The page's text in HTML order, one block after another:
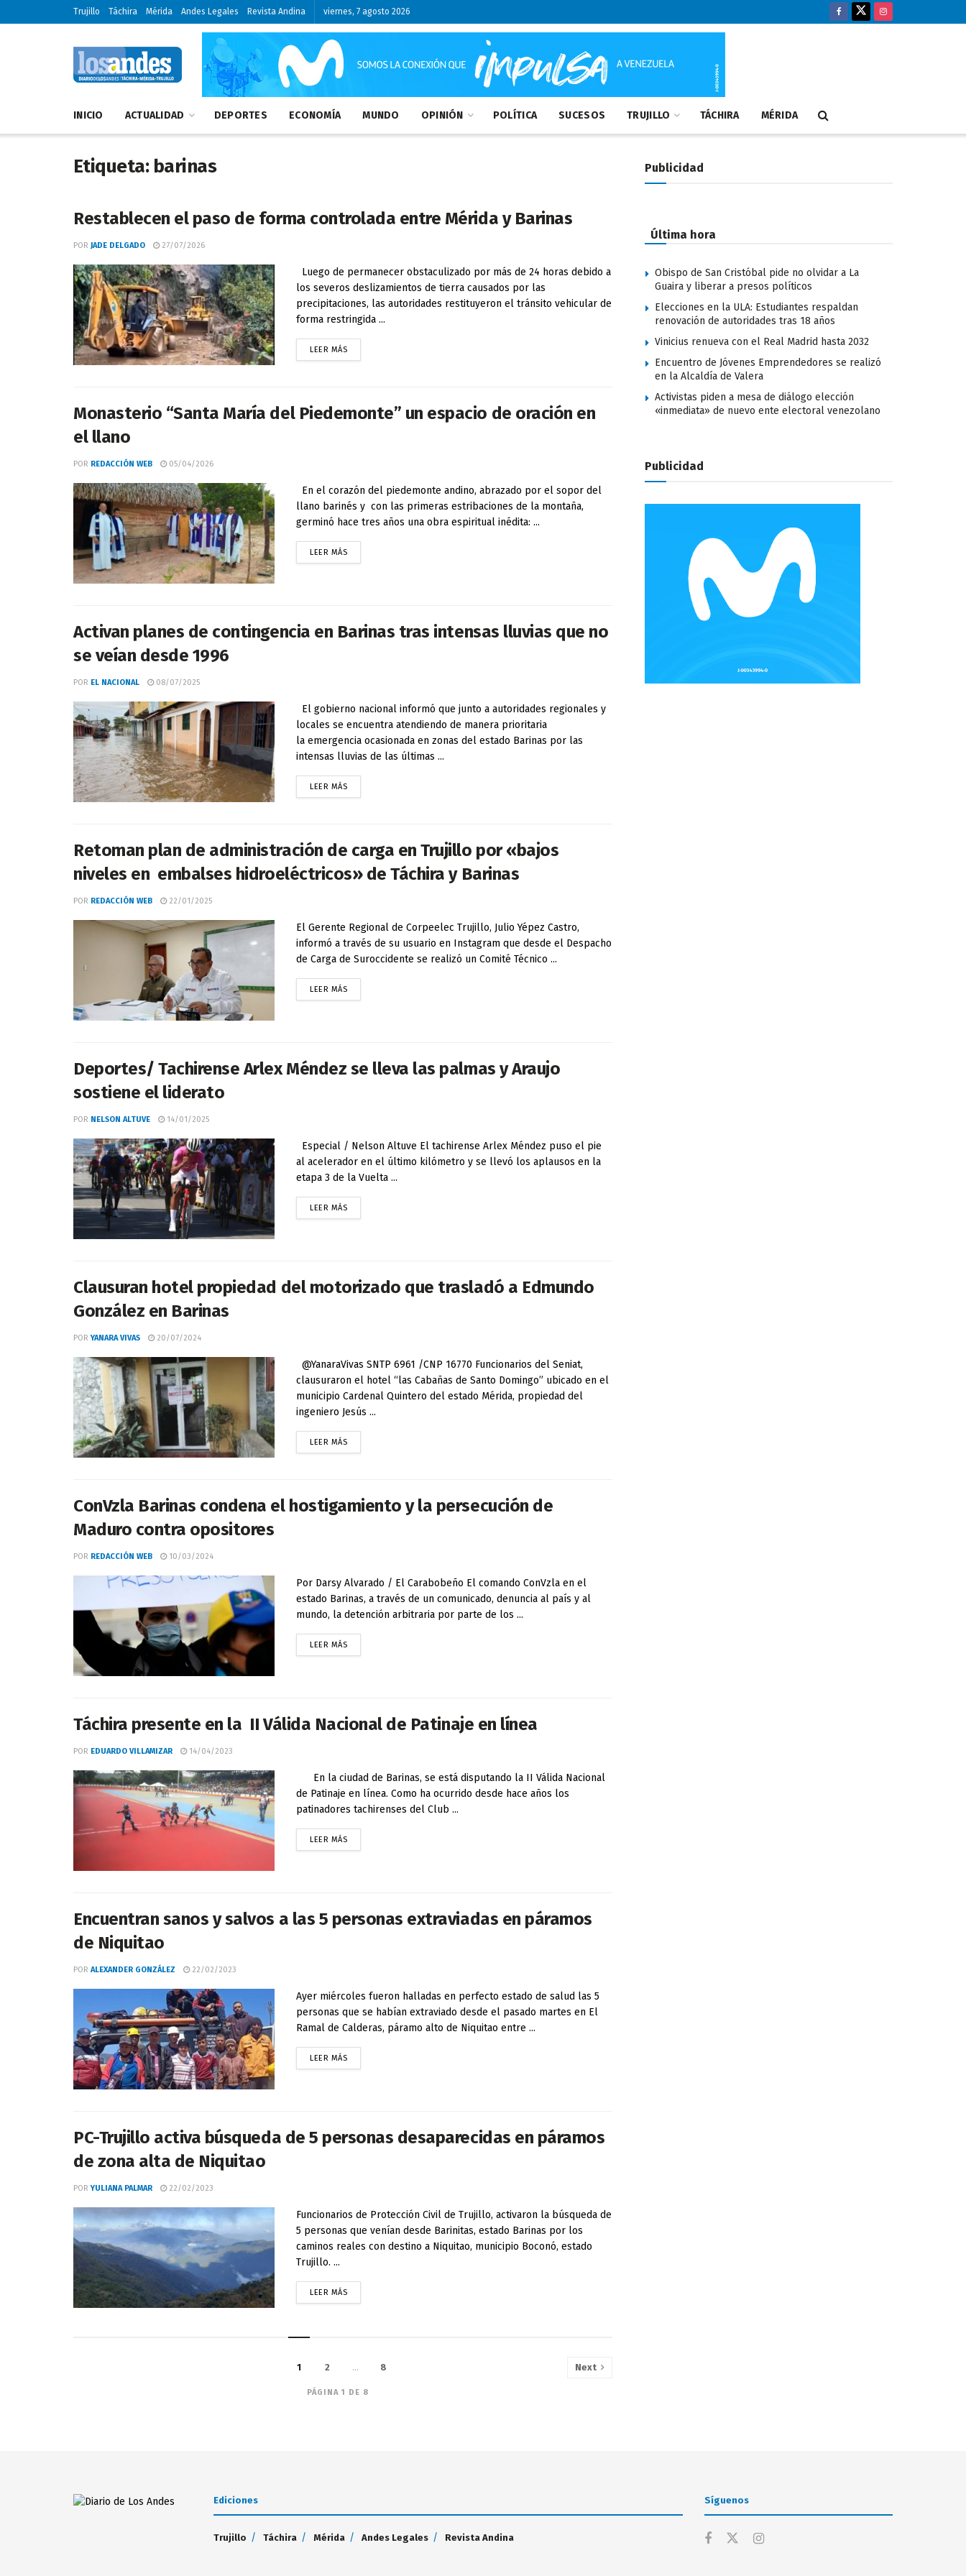
Trujillo Táchira Mérida Andes Legales Revista Andina viernes, 7 agosto 2026
INICIO ACTUALIDAD DEPORTES ECONOMÍA MUNDO OPINIÓN POLÍTICA SUCESOS TRUJILLO TÁCHIRA MÉRIDA
Etiqueta: barinas
Restablecen el paso de forma controlada entre Mérida y Barinas
POR JADE DELGADO 27/07/2026
Luego de permanecer obstaculizado por más de 24 horas debido a
los severos deslizamientos de tierra causados por las
precipitaciones, las autoridades restituyeron el tránsito vehicular de
forma restringida ...
LEER MÁS
Monasterio “Santa María del Piedemonte” un espacio de oración en
el llano
POR REDACCIÓN WEB 05/04/2026
En el corazón del piedemonte andino, abrazado por el sopor del
llano barinés y con las primeras estribaciones de la montaña,
germinó hace tres años una obra espiritual inédita: ...
LEER MÁS
Activan planes de contingencia en Barinas tras intensas lluvias que no
se veían desde 1996
POR EL NACIONAL 08/07/2025
El gobierno nacional informó que junto a autoridades regionales y
locales se encuentra atendiendo de manera prioritaria
la emergencia ocasionada en zonas del estado Barinas por las
intensas lluvias de las últimas ...
LEER MÁS
Retoman plan de administración de carga en Trujillo por «bajos
niveles en embalses hidroeléctricos» de Táchira y Barinas
POR REDACCIÓN WEB 22/01/2025
El Gerente Regional de Corpeelec Trujillo, Julio Yépez Castro,
informó a través de su usuario en Instagram que desde el Despacho
de Carga de Suroccidente se realizó un Comité Técnico ...
LEER MÁS
Deportes/ Tachirense Arlex Méndez se lleva las palmas y Araujo
sostiene el liderato
POR NELSON ALTUVE 14/01/2025
Especial / Nelson Altuve El tachirense Arlex Méndez puso el pie
al acelerador en el último kilómetro y se llevó los aplausos en la
etapa 3 de la Vuelta ...
LEER MÁS
Clausuran hotel propiedad del motorizado que trasladó a Edmundo
González en Barinas
POR YANARA VIVAS 20/07/2024
@YanaraVivas SNTP 6961 /CNP 16770 Funcionarios del Seniat,
clausuraron el hotel “las Cabañas de Santo Domingo” ubicado en el
municipio Cardenal Quintero del estado Mérida, propiedad del
ingeniero Jesús ...
LEER MÁS
ConVzla Barinas condena el hostigamiento y la persecución de
Maduro contra opositores
POR REDACCIÓN WEB 10/03/2024
Por Darsy Alvarado / El Carabobeño El comando ConVzla en el
estado Barinas, a través de un comunicado, denuncia al país y al
mundo, la detención arbitraria por parte de los ...
LEER MÁS
Táchira presente en la II Válida Nacional de Patinaje en línea
POR EDUARDO VILLAMIZAR 14/04/2023
En la ciudad de Barinas, se está disputando la II Válida Nacional
de Patinaje en línea. Como ha ocurrido desde hace años los
patinadores tachirenses del Club ...
LEER MÁS
Encuentran sanos y salvos a las 5 personas extraviadas en páramos
de Niquitao
POR ALEXANDER GONZÁLEZ 22/02/2023
Ayer miércoles fueron halladas en perfecto estado de salud las 5
personas que se habían extraviado desde el pasado martes en El
Ramal de Calderas, páramo alto de Niquitao entre ...
LEER MÁS
PC-Trujillo activa búsqueda de 5 personas desaparecidas en páramos
de zona alta de Niquitao
POR YULIANA PALMAR 22/02/2023
Funcionarios de Protección Civil de Trujillo, activaron la búsqueda de
5 personas que venían desde Barinitas, estado Barinas por los
caminos reales con destino a Niquitao, municipio Boconó, estado
Trujillo. ...
LEER MÁS
PÁGINA 1 DE 8
1 2 … 8 Next
Publicidad
Última hora
Obispo de San Cristóbal pide no olvidar a La
Guaira y liberar a presos políticos
Elecciones en la ULA: Estudiantes respaldan
renovación de autoridades tras 18 años
Vinicius renueva con el Real Madrid hasta 2032
Encuentro de Jóvenes Emprendedores se realizó
en la Alcaldía de Valera
Activistas piden a mesa de diálogo elección
«inmediata» de nuevo ente electoral venezolano
Publicidad
Ediciones
Trujillo Táchira Mérida Andes Legales Revista Andina
Síguenos